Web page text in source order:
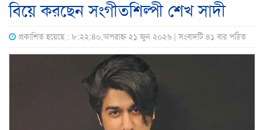
বিয়ে করছেন সংগীতশিল্পী শেখ সাদী
প্রকাশিত হয়েছে : ৮:২২:৪০,অপরাহ্ন ২১ জুন ২০২৬ | সংবাদটি ৪১ বার পঠিত